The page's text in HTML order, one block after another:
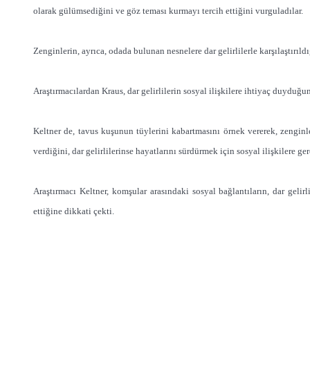
olarak gülümsediğini ve göz teması kurmayı tercih ettiğini vurguladılar.
Zenginlerin, ayrıca, odada bulunan nesnelere dar gelirlilerle
Araştırmacılardan Kraus, dar gelirlilerin sosyal ilişkilere ihtiyaç
Keltner de, tavus kuşunun tüylerini kabartmasını örnek vererek,
verdiğini, dar gelirlilerinse hayatlarını sürdürmek için sosyal ilişkilere
Araştırmacı Keltner, komşular arasındaki sosyal bağlantıların, dar
ettiğine dikkati çekti.